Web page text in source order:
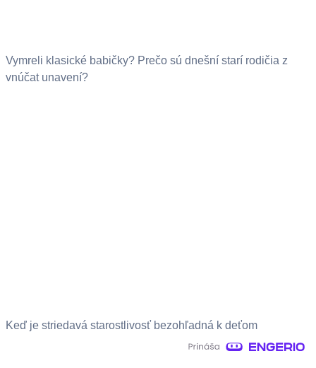
Vymreli klasické babičky? Prečo sú dnešní starí rodičia z
vnúčat unavení?
Keď je striedavá starostlivosť bezohľadná k deťom